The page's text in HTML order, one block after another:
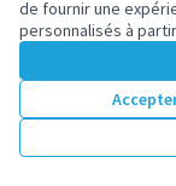
de fournir une
personnalisés à
nature en
LIENS